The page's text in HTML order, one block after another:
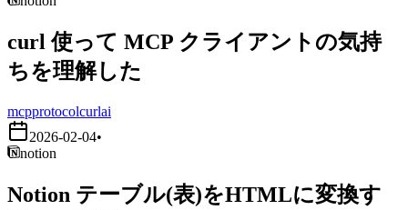
curl 使って MCP クライアントの気持
ちを理解した
mcpprotocolcurlai
2026-02-04•
notion
Notion テーブル(表)をHTMLに変換す